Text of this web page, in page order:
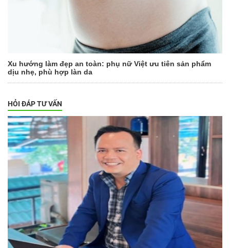
Xu hướng làm đẹp an toàn: phụ nữ Việt ưu tiên sản phẩm
dịu nhẹ, phù hợp làn da
HỎI ĐÁP TƯ VẤN